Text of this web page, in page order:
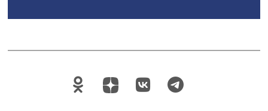
Автор:Павел Аптекарь
психология молодежь
Поделиться